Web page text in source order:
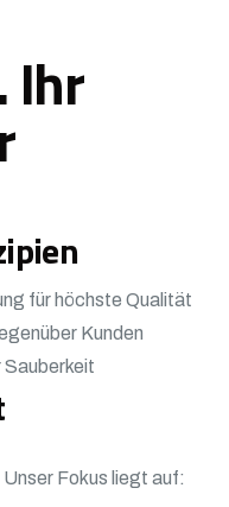
Ihr
für höchste Qualität
Kunden
Fokus liegt auf: